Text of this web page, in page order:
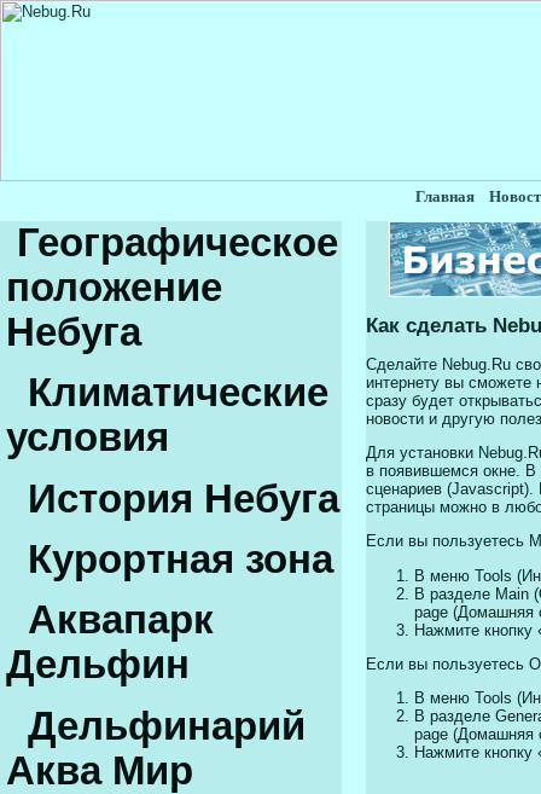
Главная
Географическое
положение
Небуга
Климатические
условия
История Небуга
Курортная зона
Аквапарк
Дельфин
Дельфинарий
Аква Мир
Как сделать
Сделайте Nebug.Ru
интернету вы сможете
сразу будет
новости и другую
Для установки
в появившемся окне.
сценариев
страницы можно в
Если вы пользуетесь
В меню Tools
В разделе Main
page (Домашняя
Нажмите кнопку
Если вы пользуетесь
В меню Tools
В разделе
page (Домашняя
Нажмите кнопку